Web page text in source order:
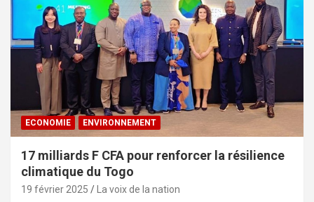
ECONOMIE ENVIRONNEMENT
17 milliards F CFA pour renforcer la résilience
climatique du Togo
19 février 2025 La voix de la nation